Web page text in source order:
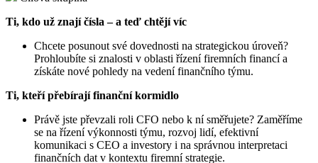
Ti, kdo už znají čísla – a teď chtějí víc
Chcete posunout své dovednosti na strategickou úroveň?
Prohloubíte si znalosti v oblasti řízení firemních financí a
získáte nové pohledy na vedení finančního týmu.
Ti, kteří přebírají finanční kormidlo
Právě jste převzali roli CFO nebo k ní směřujete? Zaměříme
se na řízení výkonnosti týmu, rozvoj lidí, efektivní
komunikaci s CEO a investory i na správnou interpretaci
finančních dat v kontextu firemní strategie.